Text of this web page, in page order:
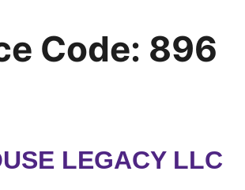
Code: 896
LEGACY LLC